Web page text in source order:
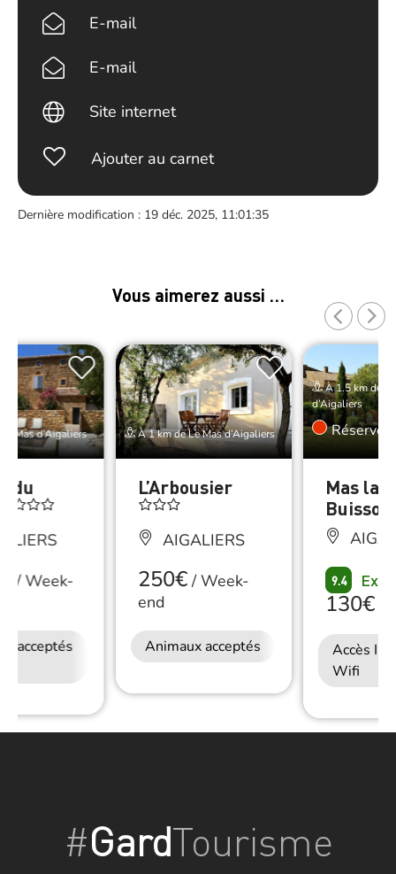
E-mail
E-mail
Site internet
Ajouter au carnet
Dernière modification : 19 déc. 2025, 11:01:35
Vous aimerez aussi …
Mas d’Aigaliers
du
/Week-
acceptés
Accès Internet
À 1 km de Le Mas d’Aigaliers
L’Arbousier
AIGALIERS
250€/Week-
end
Animaux acceptés
À 1.5 km de
d’Aigaliers
Réserver
Mas la
9.4
130€/
Accès
Wifi
#GardTourisme